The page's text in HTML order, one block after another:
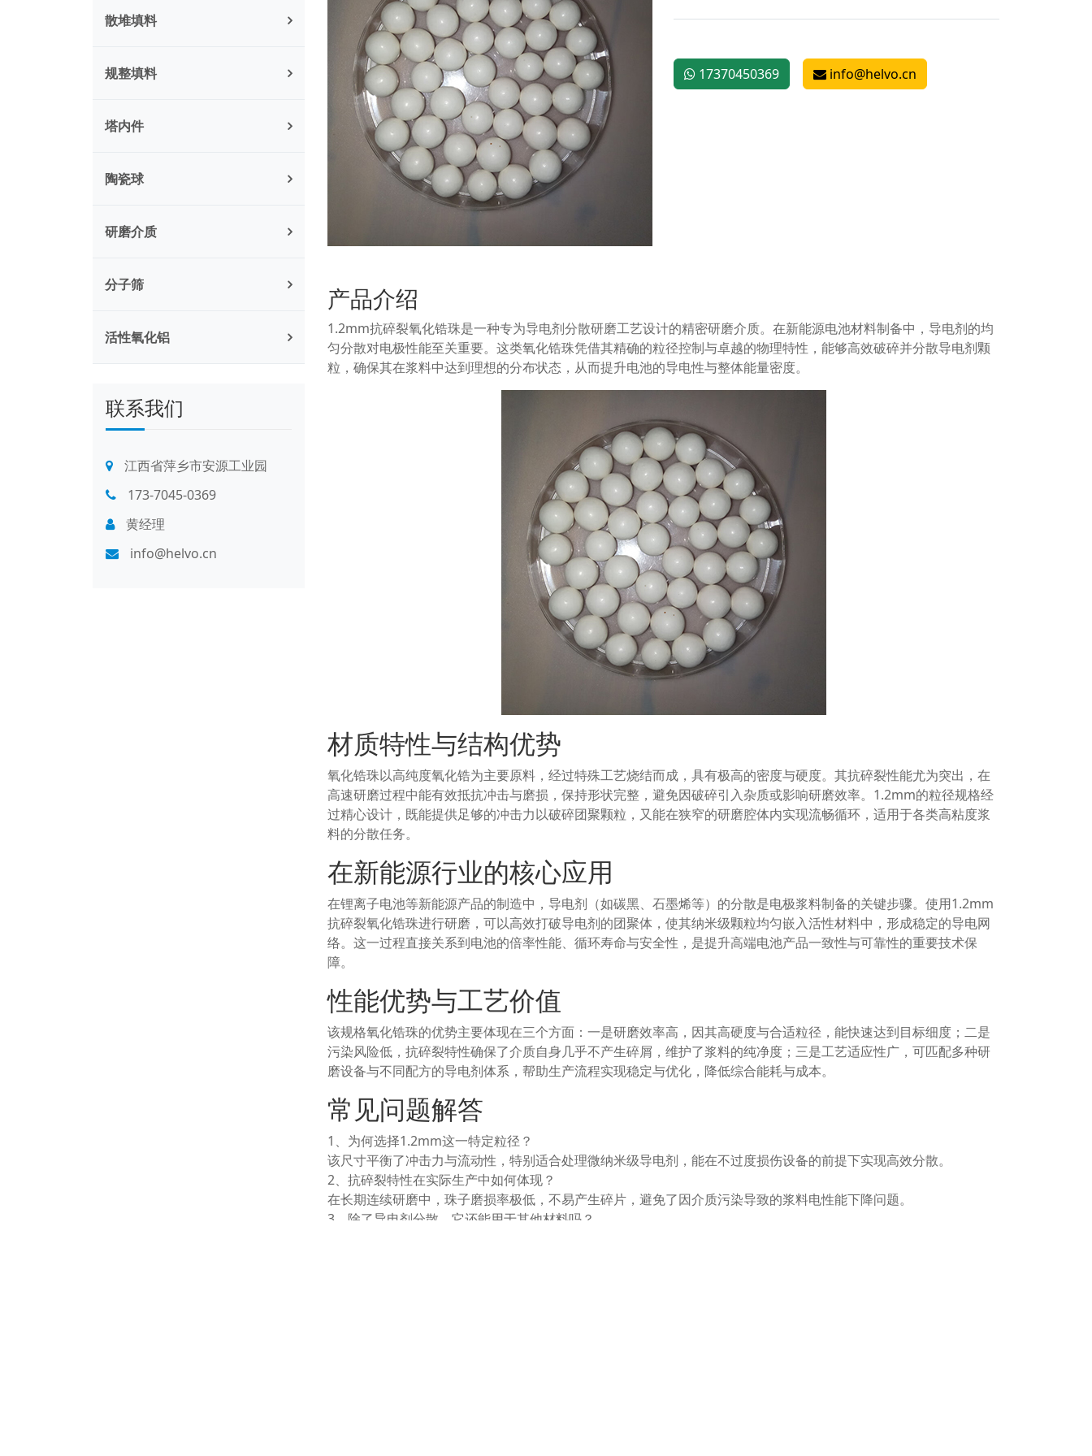
散堆填料
规整填料
塔内件
陶瓷球
研磨介质
分子筛
活性氧化铝
联系我们
江西省萍乡市安源工业园
173-7045-0369
黄经理
info@helvo.cn
17370450369 info@helvo.cn
产品介绍
1.2mm抗碎裂氧化锆珠是一种专为导电剂分散研磨工艺设计的精密研磨介质。在新能源电池材料制备中，导电剂的均
匀分散对电极性能至关重要。这类氧化锆珠凭借其精确的粒径控制与卓越的物理特性，能够高效破碎并分散导电剂颗
粒，确保其在浆料中达到理想的分布状态，从而提升电池的导电性与整体能量密度。
材质特性与结构优势
氧化锆珠以高纯度氧化锆为主要原料，经过特殊工艺烧结而成，具有极高的密度与硬度。其抗碎裂性能尤为突出，在
高速研磨过程中能有效抵抗冲击与磨损，保持形状完整，避免因破碎引入杂质或影响研磨效率。1.2mm的粒径规格经
过精心设计，既能提供足够的冲击力以破碎团聚颗粒，又能在狭窄的研磨腔体内实现流畅循环，适用于各类高粘度浆
料的分散任务。
在新能源行业的核心应用
在锂离子电池等新能源产品的制造中，导电剂（如碳黑、石墨烯等）的分散是电极浆料制备的关键步骤。使用1.2mm
抗碎裂氧化锆珠进行研磨，可以高效打破导电剂的团聚体，使其纳米级颗粒均匀嵌入活性材料中，形成稳定的导电网
络。这一过程直接关系到电池的倍率性能、循环寿命与安全性，是提升高端电池产品一致性与可靠性的重要技术保
障。
性能优势与工艺价值
该规格氧化锆珠的优势主要体现在三个方面：一是研磨效率高，因其高硬度与合适粒径，能快速达到目标细度；二是
污染风险低，抗碎裂特性确保了介质自身几乎不产生碎屑，维护了浆料的纯净度；三是工艺适应性广，可匹配多种研
磨设备与不同配方的导电剂体系，帮助生产流程实现稳定与优化，降低综合能耗与成本。
常见问题解答
1、为何选择1.2mm这一特定粒径？
该尺寸平衡了冲击力与流动性，特别适合处理微纳米级导电剂，能在不过度损伤设备的前提下实现高效分散。
2、抗碎裂特性在实际生产中如何体现？
在长期连续研磨中，珠子磨损率极低，不易产生碎片，避免了因介质污染导致的浆料电性能下降问题。
3、除了导电剂分散，它还能用于其他材料吗？